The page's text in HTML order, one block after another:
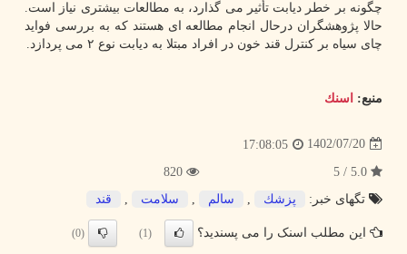
چگونه بر خطر دیابت تأثیر می گذارد، به مطالعات بیشتری نیاز است.
حالا پژوهشگران درحال انجام مطالعه ای هستند که به بررسی فواید
چای سیاه بر کنترل قند خون در افراد مبتلا به دیابت نوع ۲ می پردازد.
منبع: اسنك
1402/07/20
17:08:05
تگهای خبر:
پزشك , سالم , سلامت , قند
این مطلب اسنک را می پسندید؟ (1)
(0)